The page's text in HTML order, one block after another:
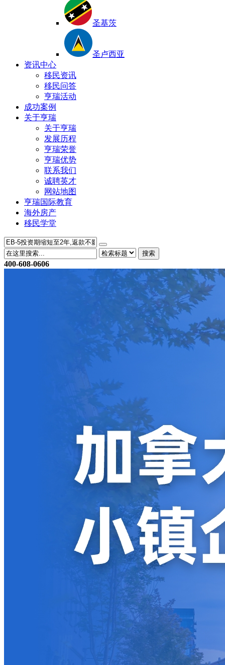
圣基茨
圣卢西亚
资讯中心
移民资讯
移民问答
亨瑞活动
成功案例
关于亨瑞
关于亨瑞
发展历程
亨瑞荣誉
亨瑞优势
联系我们
诚聘英才
网站地图
亨瑞国际教育
海外房产
移民学堂
搜索
400-608-0606